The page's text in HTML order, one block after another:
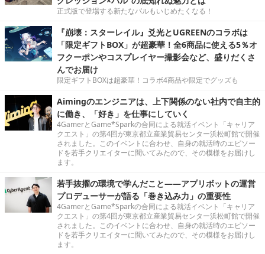
正式版で登場する新たなパルもいじめたくなる！
『崩壊：スターレイル』爻光とUGREENのコラボは
「限定ギフトBOX」が超豪華！全6商品に使える5％オ
フクーポンやコスプレイヤー撮影会など、盛りだくさ
んでお届け
限定ギフトBOXは超豪華！コラボ4商品や限定でグッズも
Aimingのエンジニアは、上下関係のない社内で自主的
に働き、「好き」を仕事にしていく
4GamerとGame*Sparkの合同による就活イベント「キャリア
クエスト」の第4回が東京都立産業貿易センター浜松町館で開催
されました。このイベントに合わせ、自身の就活時のエピソー
ドを若手クリエイターに聞いてみたので、その模様をお届けし
ます。
若手抜擢の環境で学んだこと――アプリボットの運営
プロデューサーが語る「巻き込み力」の重要性
4GamerとGame*Sparkの合同による就活イベント「キャリア
クエスト」の第4回が東京都立産業貿易センター浜松町館で開催
されました。このイベントに合わせ、自身の就活時のエピソー
ドを若手クリエイターに聞いてみたので、その模様をお届けし
ます。